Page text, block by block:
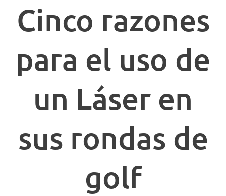
Cinco razones
para el uso de
un Láser en
sus rondas de
golf